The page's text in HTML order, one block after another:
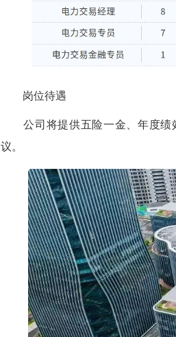
岗位待遇
公司将提供五险一金、年度
议。